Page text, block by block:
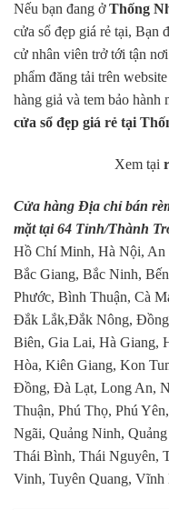
Nếu bạn đang ởThống
cửa sổ đẹp giá rẻ tại, Bạn
cử nhân viên trở tới tận
phẩm đăng tải trên
hàng giả và tem bảo hành
cửa sổ đẹp giá rẻ tại
Xem tại
Cửa hàng Địa chỉ bán
mặt tại 64 Tỉnh/Thành
Hồ Chí Minh, Hà Nội, An
Bắc Giang, Bắc Ninh,
Phước, Bình Thuận, Cà
Đắk Lắk,Đắk Nông,
Biên, Gia Lai, Hà Giang,
Hòa, Kiên Giang, Kon
Đồng, Đà Lạt, Long An,
Thuận, Phú Thọ, Phú
Ngãi, Quảng Ninh,
Thái Bình, Thái Nguyên,
Vinh, Tuyên Quang,